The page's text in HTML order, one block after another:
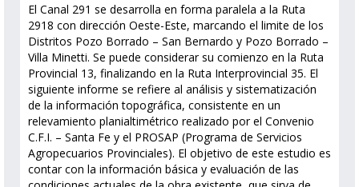
El Canal 291 se desarrolla en forma paralela a la Ruta
2918 con dirección Oeste-Este, marcando el limite de los
Distritos Pozo Borrado – San Bernardo y Pozo Borrado –
Villa Minetti. Se puede considerar su comienzo en la Ruta
Provincial 13, finalizando en la Ruta Interprovincial 35. El
siguiente informe se refiere al análisis y sistematización
de la información topográfica, consistente en un
relevamiento planialtimétrico realizado por el Convenio
C.F.I. – Santa Fe y el PROSAP (Programa de Servicios
Agropecuarios Provinciales). El objetivo de este estudio es
contar con la información básica y evaluación de las